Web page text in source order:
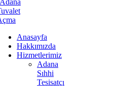
Anasayfa
Hakkımızda
Hizmetlerimiz
Adana
Sıhhi
Tesisatçı